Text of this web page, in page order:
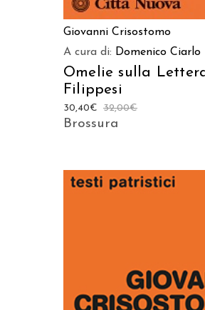
Giovanni Crisostomo
A cura di: Domenico Ciarlo
Omelie sulla
Filippesi
32,00€
30,40€
Brossura